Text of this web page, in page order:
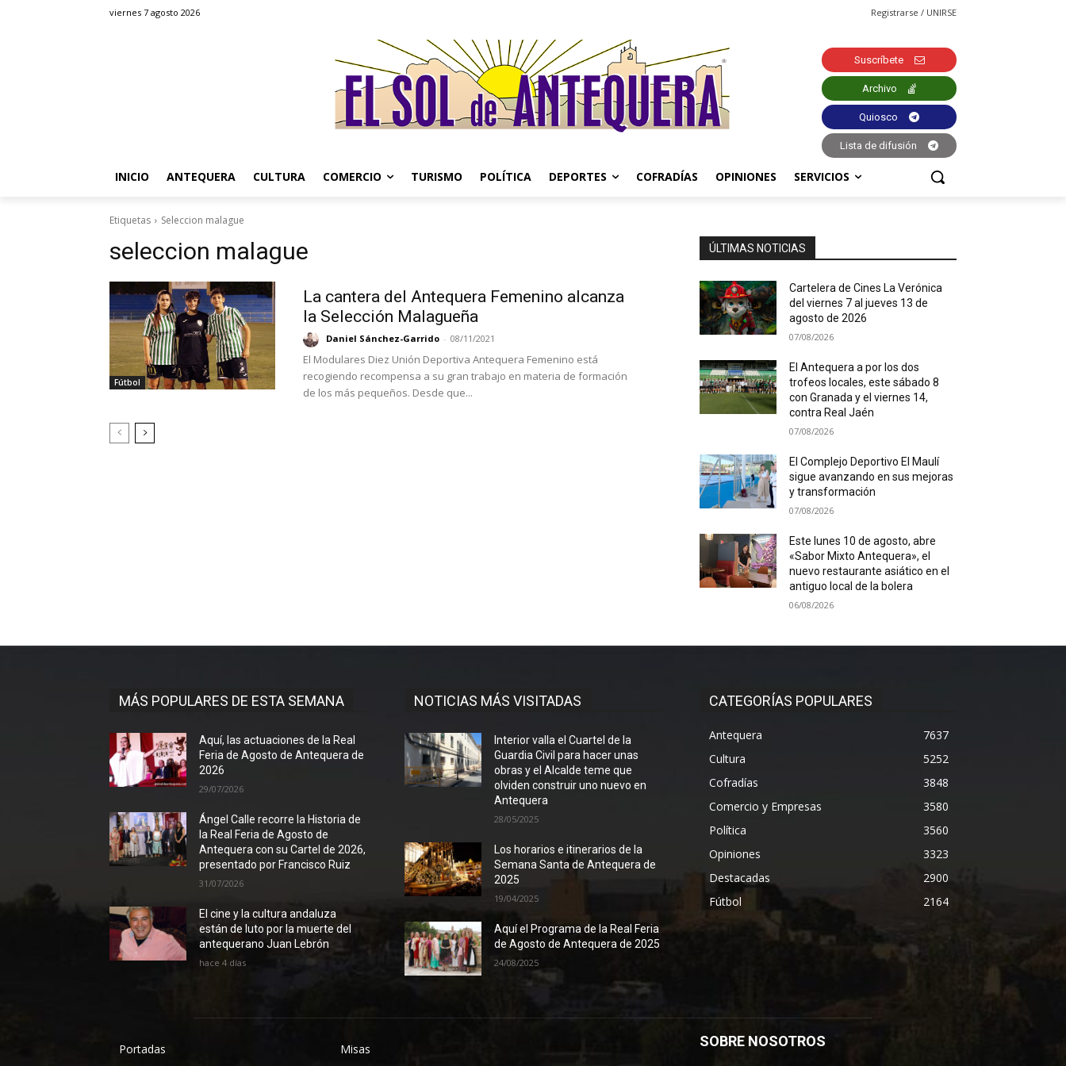
viernes 7 agosto 2026 Registrarse / UNIRSE
Suscríbete
Archivo
Quiosco
Lista de difusión
INICIO ANTEQUERA CULTURA COMERCIO TURISMO POLÍTICA DEPORTES COFRADÍAS OPINIONES SERVICIOS
Etiquetas Seleccion malague
seleccion malague
Fútbol
La cantera del Antequera Femenino alcanza
la Selección Malagueña
Daniel Sánchez-Garrido - 08/11/2021
El Modulares Diez Unión Deportiva Antequera Femenino está
recogiendo recompensa a su gran trabajo en materia de formación
de los más pequeños. Desde que...
ÚLTIMAS NOTICIAS
Cartelera de Cines La Verónica
del viernes 7 al jueves 13 de
agosto de 2026
07/08/2026
El Antequera a por los dos
trofeos locales, este sábado 8
con Granada y el viernes 14,
contra Real Jaén
07/08/2026
El Complejo Deportivo El Maulí
sigue avanzando en sus mejoras
y transformación
07/08/2026
Este lunes 10 de agosto, abre
«Sabor Mixto Antequera», el
nuevo restaurante asiático en el
antiguo local de la bolera
06/08/2026
MÁS POPULARES DE ESTA SEMANA
Aquí, las actuaciones de la Real
Feria de Agosto de Antequera de
2026
29/07/2026
Ángel Calle recorre la Historia de
la Real Feria de Agosto de
Antequera con su Cartel de 2026,
presentado por Francisco Ruiz
31/07/2026
El cine y la cultura andaluza
están de luto por la muerte del
antequerano Juan Lebrón
hace 4 días
NOTICIAS MÁS VISITADAS
Interior valla el Cuartel de la
Guardia Civil para hacer unas
obras y el Alcalde teme que
olviden construir uno nuevo en
Antequera
28/05/2025
Los horarios e itinerarios de la
Semana Santa de Antequera de
2025
19/04/2025
Aquí el Programa de la Real Feria
de Agosto de Antequera de 2025
24/08/2025
CATEGORÍAS POPULARES
Antequera
7637
Cultura
5252
Cofradías
3848
Comercio y Empresas
3580
Política
3560
Opiniones
3323
Destacadas
2900
Fútbol
2164
Portadas
Misas
SOBRE NOSOTROS